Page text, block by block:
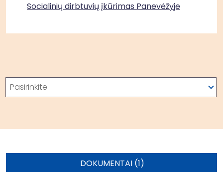
Socialinių dirbtuvių įkūrimas Panevėžyje
Paieška
Pasirinkite
DOKUMENTAI (1)